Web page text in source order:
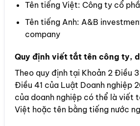
Tên tiếng Việt: Công ty cổ
Tên tiếng Anh: A&B
company
Quy định viết tắt tên công ty,
Theo quy định tại Khoản 2 Điều
Điều 41 của Luật Doanh nghiệp
của doanh nghiệp có thể là viết
Việt hoặc tên bằng tiếng nước